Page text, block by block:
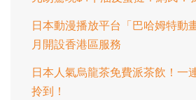
日本動漫播放平台「巴哈姆特動
月開設香港區服務
日本人氣烏龍茶免費派茶飲！一
拎到！